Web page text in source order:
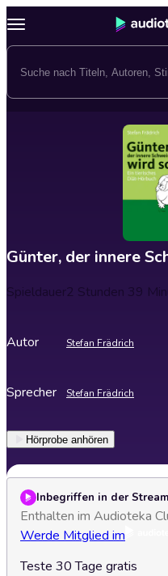
Günter, der innere
Spieldauer2 Stunden 39
Autor Stefan Frädrich
Sprecher Stefan Frädrich
Hörprobe anhören
Inbegriffen in der
Enthalten im Audioteka
Werde Mitglied im
Teste 30 Tage gratis